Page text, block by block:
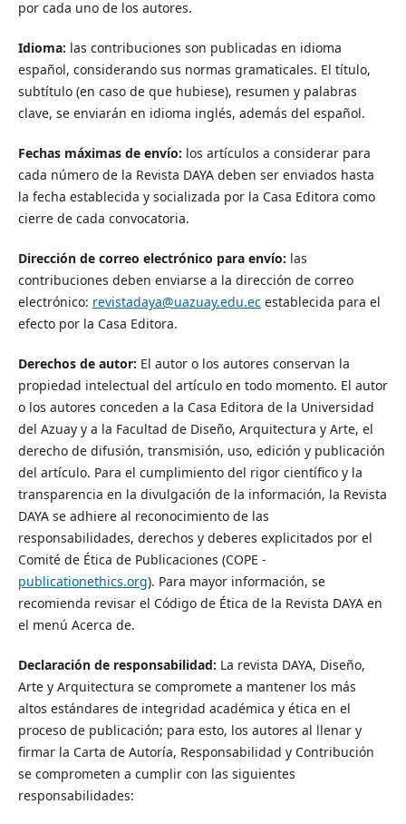
por cada uno de los autores.
Idioma: las contribuciones son publicadas en idioma
español, considerando sus normas gramaticales. El título,
subtítulo (en caso de que hubiese), resumen y palabras
clave, se enviarán en idioma inglés, además del español.
Fechas máximas de envío: los artículos a considerar para
cada número de la Revista DAYA deben ser enviados hasta
la fecha establecida y socializada por la Casa Editora como
cierre de cada convocatoria.
Dirección de correo electrónico para envío: las
contribuciones deben enviarse a la dirección de correo
electrónico: revistadaya@uazuay.edu.ecestablecida para el
efecto por la Casa Editora.
Derechos de autor: El autor o los autores conservan la
propiedad intelectual del artículo en todo momento. El autor
o los autores conceden a la Casa Editora de la Universidad
del Azuay y a la Facultad de Diseño, Arquitectura y Arte, el
derecho de difusión, transmisión, uso, edición y publicación
del artículo. Para el cumplimiento del rigor científico y la
transparencia en la divulgación de la información, la Revista
DAYA se adhiere al reconocimiento de las
responsabilidades, derechos y deberes explicitados por el
Comité de Ética de Publicaciones (COPE -
publicationethics.org). Para mayor información, se
recomienda revisar el Código de Ética de la Revista DAYA en
el menú Acerca de.
Declaración de responsabilidad: La revista DAYA, Diseño,
Arte y Arquitectura se compromete a mantener los más
altos estándares de integridad académica y ética en el
proceso de publicación; para esto, los autores al llenar y
firmar la Carta de Autoría, Responsabilidad y Contribución
se comprometen a cumplir con las siguientes
responsabilidades: